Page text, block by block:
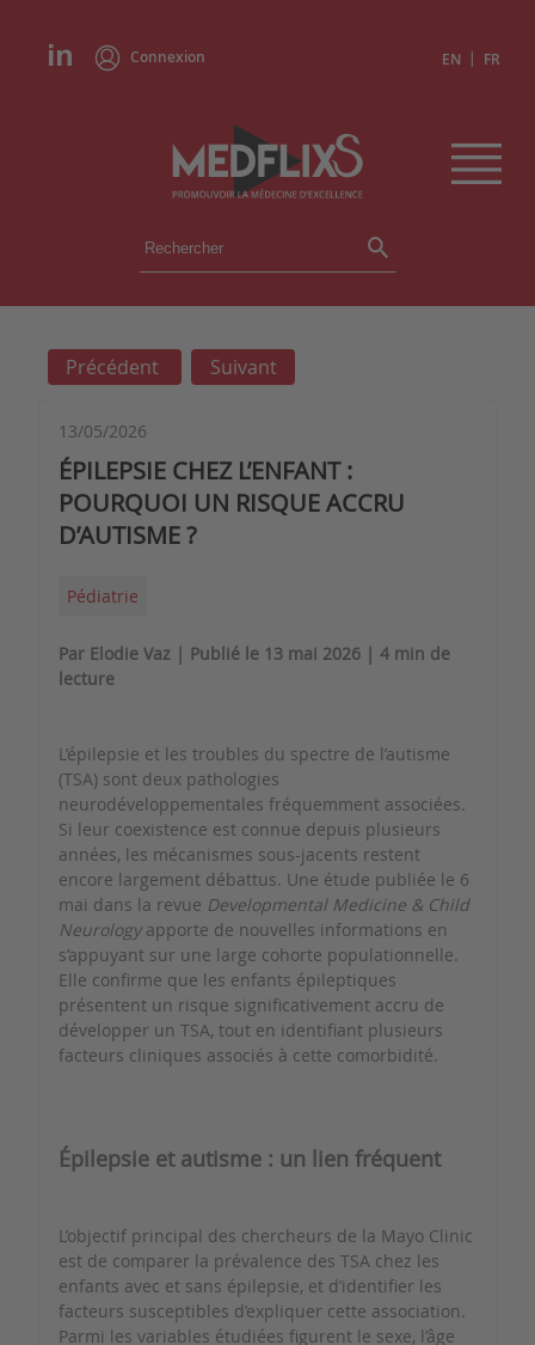
Connexion EN | FR
ÉVÉNEMENTS
INSTITUTIONS
REVUES DE PRESSE
CONGRÈS EN RÉSUMÉ
Précédent Suivant
13/05/2026
ÉPILEPSIE CHEZ L’ENFANT :
POURQUOI UN RISQUE ACCRU
D’AUTISME ?
Pédiatrie
Par Elodie Vaz | Publié le 13 mai 2026 | 4 min de
lecture
L’épilepsie et les troubles du spectre de l’autisme
(TSA) sont deux pathologies
neurodéveloppementales fréquemment associées.
Si leur coexistence est connue depuis plusieurs
années, les mécanismes sous-jacents restent
encore largement débattus. Une étude publiée le 6
mai dans la revue Developmental Medicine & Child
Neurologyapporte de nouvelles informations en
s’appuyant sur une large cohorte populationnelle.
Elle confirme que les enfants épileptiques
présentent un risque significativement accru de
développer un TSA, tout en identifiant plusieurs
facteurs cliniques associés à cette comorbidité.
Épilepsie et autisme : un lien fréquent
L’objectif principal des chercheurs de la Mayo Clinic
est de comparer la prévalence des TSA chez les
enfants avec et sans épilepsie, et d’identifier les
facteurs susceptibles d’expliquer cette association.
Parmi les variables étudiées figurent le sexe, l’âge